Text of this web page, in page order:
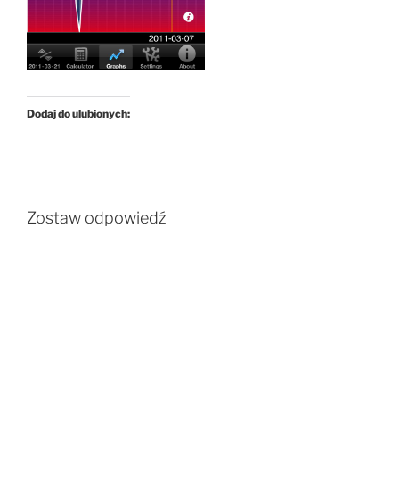
Dodaj do ulubionych:
Zostaw odpowiedź